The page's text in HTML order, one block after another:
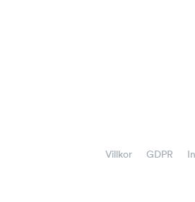
Villkor GDPR